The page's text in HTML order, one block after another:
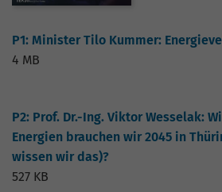
P1: Minister Tilo Kummer:
4 MB
P2: Prof. Dr.-Ing. Viktor Wesselak:
Energien brauchen wir 2045 in
wissen wir das)?
527 KB